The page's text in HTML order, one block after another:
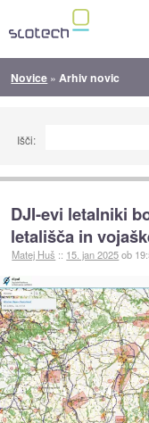
Novice » Arhiv novic
Išči:
DJI-evi letalniki
letališča in
Matej Huš :: 15. jan 2025ob